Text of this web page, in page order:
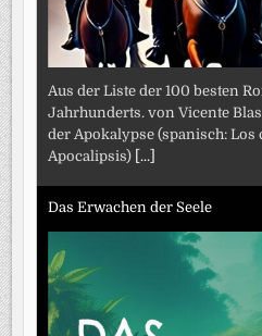
Aus der Liste der 100 besten
Jahrhunderts. von Vicente
der Apokalypse (spanisch: Los
Apocalipsis) [...]
Das Erwachen der Seele